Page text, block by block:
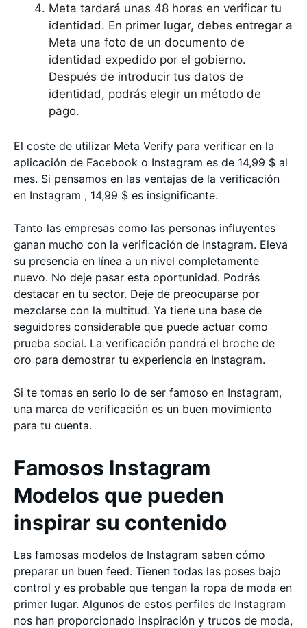
Meta tardará unas 48 horas en verificar tu
identidad. En primer lugar, debes entregar a
Meta una foto de un documento de
identidad expedido por el gobierno.
Después de introducir tus datos de
identidad, podrás elegir un método de
pago.
El coste de utilizar Meta Verify para verificar en la
aplicación de Facebook o Instagram es de 14,99 $ al
mes. Si pensamos en las ventajas de la verificación
en Instagram , 14,99 $ es insignificante.
Tanto las empresas como las personas influyentes
ganan mucho con la verificación de Instagram. Eleva
su presencia en línea a un nivel completamente
nuevo. No deje pasar esta oportunidad. Podrás
destacar en tu sector. Deje de preocuparse por
mezclarse con la multitud. Ya tiene una base de
seguidores considerable que puede actuar como
prueba social. La verificación pondrá el broche de
oro para demostrar tu experiencia en Instagram.
Si te tomas en serio lo de ser famoso en Instagram,
una marca de verificación es un buen movimiento
para tu cuenta.
Famosos Instagram
Modelos que pueden
inspirar su contenido
Las famosas modelos de Instagram saben cómo
preparar un buen feed. Tienen todas las poses bajo
control y es probable que tengan la ropa de moda en
primer lugar. Algunos de estos perfiles de Instagram
nos han proporcionado inspiración y trucos de moda,